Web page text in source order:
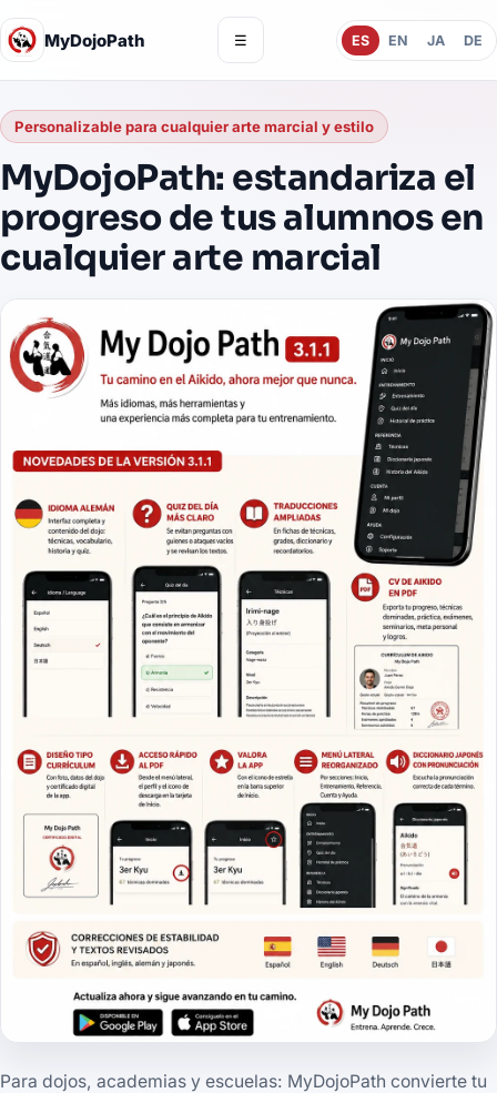
MyDojoPath ☰ ES EN JA DE
Personalizable para cualquier arte marcial y estilo
MyDojoPath: estandariza el
progreso de tus alumnos en
cualquier arte marcial
Para dojos, academias y escuelas: MyDojoPath convierte tu